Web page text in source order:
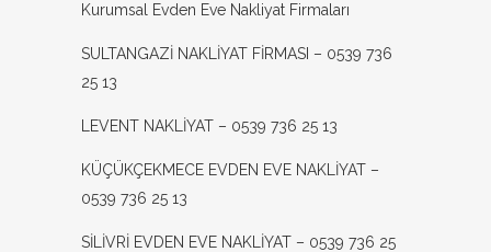
Kurumsal Evden Eve Nakliyat Firmaları
SULTANGAZİ NAKLİYAT FİRMASI – 0539 736
25 13
LEVENT NAKLİYAT – 0539 736 25 13
KÜÇÜKÇEKMECE EVDEN EVE NAKLİYAT –
0539 736 25 13
SİLİVRİ EVDEN EVE NAKLİYAT – 0539 736 25